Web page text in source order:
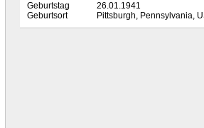
Geburtstag
26.01.1941
Geburtsort
Pittsburgh, Pennsylvania,